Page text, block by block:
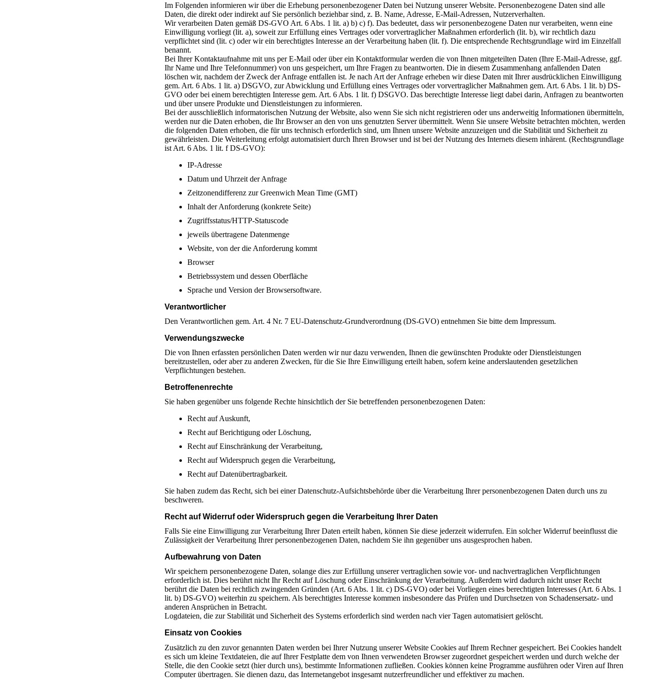
Im Folgenden informieren wir über die Erhebung personenbezogener Daten bei Nutzung unserer Website. Personenbezogene Daten sind alle
Daten, die direkt oder indirekt auf Sie persönlich beziehbar sind, z. B. Name, Adresse, E-Mail-Adressen, Nutzerverhalten.
Wir verarbeiten Daten gemäß DS-GVO Art. 6 Abs. 1 lit. a) b) c) f). Das bedeutet, dass wir personenbezogene Daten nur verarbeiten, wenn eine
Einwilligung vorliegt (lit. a), soweit zur Erfüllung eines Vertrages oder vorvertraglicher Maßnahmen erforderlich (lit. b), wir rechtlich dazu
verpflichtet sind (lit. c) oder wir ein berechtigtes Interesse an der Verarbeitung haben (lit. f). Die entsprechende Rechtsgrundlage wird im Einzelfall
benannt.
Bei Ihrer Kontaktaufnahme mit uns per E-Mail oder über ein Kontaktformular werden die von Ihnen mitgeteilten Daten (Ihre E-Mail-Adresse, ggf.
Ihr Name und Ihre Telefonnummer) von uns gespeichert, um Ihre Fragen zu beantworten. Die in diesem Zusammenhang anfallenden Daten
löschen wir, nachdem der Zweck der Anfrage entfallen ist. Je nach Art der Anfrage erheben wir diese Daten mit Ihrer ausdrücklichen Einwilligung
gem. Art. 6 Abs. 1 lit. a) DSGVO, zur Abwicklung und Erfüllung eines Vertrages oder vorvertraglicher Maßnahmen gem. Art. 6 Abs. 1 lit. b) DS-
GVO oder bei einem berechtigten Interesse gem. Art. 6 Abs. 1 lit. f) DSGVO. Das berechtigte Interesse liegt dabei darin, Anfragen zu beantworten
und über unsere Produkte und Dienstleistungen zu informieren.
Bei der ausschließlich informatorischen Nutzung der Website, also wenn Sie sich nicht registrieren oder uns anderweitig Informationen übermitteln,
werden nur die Daten erhoben, die Ihr Browser an den von uns genutzten Server übermittelt. Wenn Sie unsere Website betrachten möchten, werden
die folgenden Daten erhoben, die für uns technisch erforderlich sind, um Ihnen unsere Website anzuzeigen und die Stabilität und Sicherheit zu
gewährleisten. Die Weiterleitung erfolgt automatisiert durch Ihren Browser und ist bei der Nutzung des Internets diesem inhärent. (Rechtsgrundlage
ist Art. 6 Abs. 1 lit. f DS-GVO):
IP-Adresse
Datum und Uhrzeit der Anfrage
Zeitzonendifferenz zur Greenwich Mean Time (GMT)
Inhalt der Anforderung (konkrete Seite)
Zugriffsstatus/HTTP-Statuscode
jeweils übertragene Datenmenge
Website, von der die Anforderung kommt
Browser
Betriebssystem und dessen Oberfläche
Sprache und Version der Browsersoftware.
Verantwortlicher
Den Verantwortlichen gem. Art. 4 Nr. 7 EU-Datenschutz-Grundverordnung (DS-GVO) entnehmen Sie bitte dem Impressum.
Verwendungszwecke
Die von Ihnen erfassten persönlichen Daten werden wir nur dazu verwenden, Ihnen die gewünschten Produkte oder Dienstleistungen
bereitzustellen, oder aber zu anderen Zwecken, für die Sie Ihre Einwilligung erteilt haben, sofern keine anderslautenden gesetzlichen
Verpflichtungen bestehen.
Betroffenenrechte
Sie haben gegenüber uns folgende Rechte hinsichtlich der Sie betreffenden personenbezogenen Daten:
Recht auf Auskunft,
Recht auf Berichtigung oder Löschung,
Recht auf Einschränkung der Verarbeitung,
Recht auf Widerspruch gegen die Verarbeitung,
Recht auf Datenübertragbarkeit.
Sie haben zudem das Recht, sich bei einer Datenschutz-Aufsichtsbehörde über die Verarbeitung Ihrer personenbezogenen Daten durch uns zu
beschweren.
Recht auf Widerruf oder Widerspruch gegen die Verarbeitung Ihrer Daten
Falls Sie eine Einwilligung zur Verarbeitung Ihrer Daten erteilt haben, können Sie diese jederzeit widerrufen. Ein solcher Widerruf beeinflusst die
Zulässigkeit der Verarbeitung Ihrer personenbezogenen Daten, nachdem Sie ihn gegenüber uns ausgesprochen haben.
Aufbewahrung von Daten
Wir speichern personenbezogene Daten, solange dies zur Erfüllung unserer vertraglichen sowie vor- und nachvertraglichen Verpflichtungen
erforderlich ist. Dies berührt nicht Ihr Recht auf Löschung oder Einschränkung der Verarbeitung. Außerdem wird dadurch nicht unser Recht
berührt die Daten bei rechtlich zwingenden Gründen (Art. 6 Abs. 1 lit. c) DS-GVO) oder bei Vorliegen eines berechtigten Interesses (Art. 6 Abs. 1
lit. b) DS-GVO) weiterhin zu speichern. Als berechtigtes Interesse kommen insbesondere das Prüfen und Durchsetzen von Schadensersatz- und
anderen Ansprüchen in Betracht.
Logdateien, die zur Stabilität und Sicherheit des Systems erforderlich sind werden nach vier Tagen automatisiert gelöscht.
Einsatz von Cookies
Zusätzlich zu den zuvor genannten Daten werden bei Ihrer Nutzung unserer Website Cookies auf Ihrem Rechner gespeichert. Bei Cookies handelt
es sich um kleine Textdateien, die auf Ihrer Festplatte dem von Ihnen verwendeten Browser zugeordnet gespeichert werden und durch welche der
Stelle, die den Cookie setzt (hier durch uns), bestimmte Informationen zufließen. Cookies können keine Programme ausführen oder Viren auf Ihren
Computer übertragen. Sie dienen dazu, das Internetangebot insgesamt nutzerfreundlicher und effektiver zu machen.